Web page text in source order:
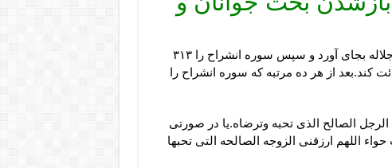
شب جمعه دو رکعت نماز حاجت به درگاه خداوند جل جلاله بجای آورد و سپس سوره انشراح را ۳۱۳
کند.بعد از هر ده مرتبه که سوره انشراح را
الرجل الصالح الذی تحبه وترضاه.یا در صورتی
اللهم ارزقنی الزوجه الصالحه التی تحبها